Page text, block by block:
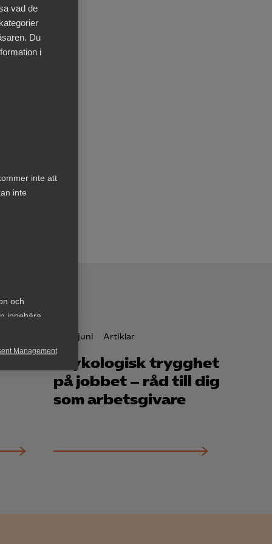
vad de
Du
i
inte att
inte
och
innebära
Management
29 juni Artiklar
Psykologisk trygghet
på jobbet – råd till dig
som arbetsgivare